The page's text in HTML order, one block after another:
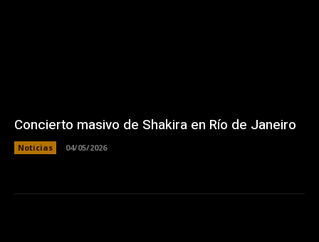
Concierto masivo de Shakira en Río de Janeiro
Noticias 04/05/2026